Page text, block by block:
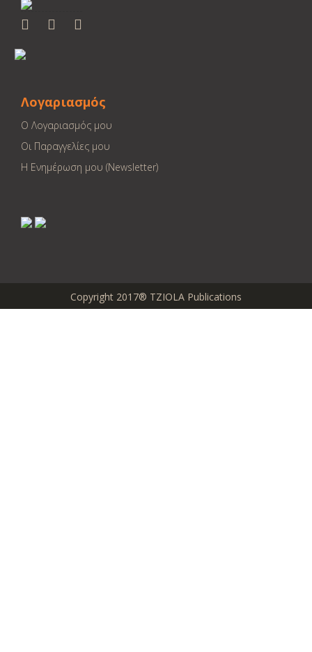
Λογαριασμός
Ο Λογαριασμός μου
Οι Παραγγελίες μου
Η Ενημέρωση μου (Newsletter)
Copyright 2017® TZIOLA Publications